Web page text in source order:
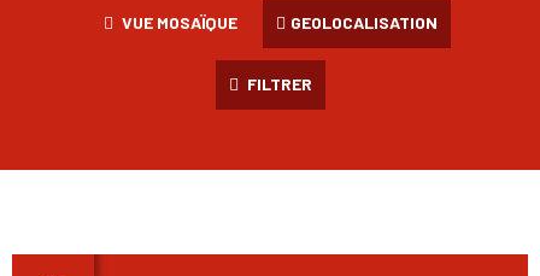
VUE MOSAÏQUE GEOLOCALISATION
FILTRER